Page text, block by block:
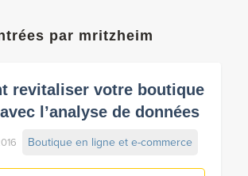
par mritzheim
revitaliser votre boutique
l’analyse de données
Boutique en ligne et e-commerce